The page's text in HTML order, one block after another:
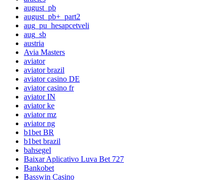
august_pb
august_pb+_part2
aug_pu_hesapcetveli
aug_sb
austria
Avia Masters
aviator
aviator brazil
aviator casino DE
aviator casino fr
aviator IN
aviator ke
aviator mz
aviator ng
b1bet BR
b1bet brazil
bahsegel
Baixar Aplicativo Luva Bet 727
Bankobet
Basswin Casino